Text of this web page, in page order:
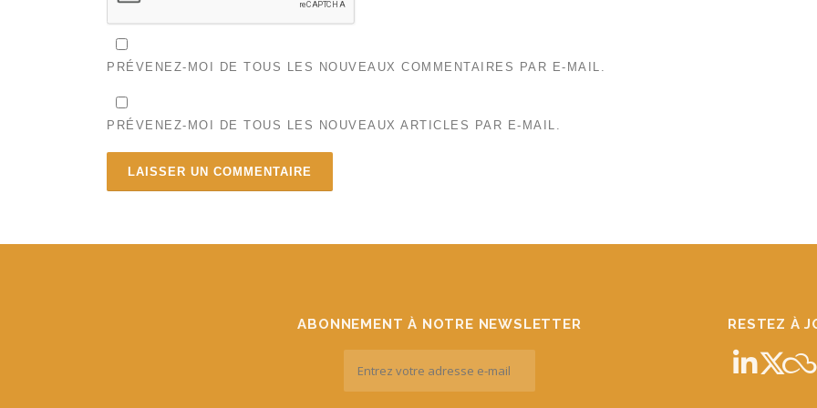
PRÉVENEZ-MOI DE TOUS LES NOUVEAUX COMMENTAIRES PAR E-MAIL.
PRÉVENEZ-MOI DE TOUS LES NOUVEAUX ARTICLES PAR E-MAIL.
ABONNEMENT À NOTRE NEWSLETTER RESTEZ À